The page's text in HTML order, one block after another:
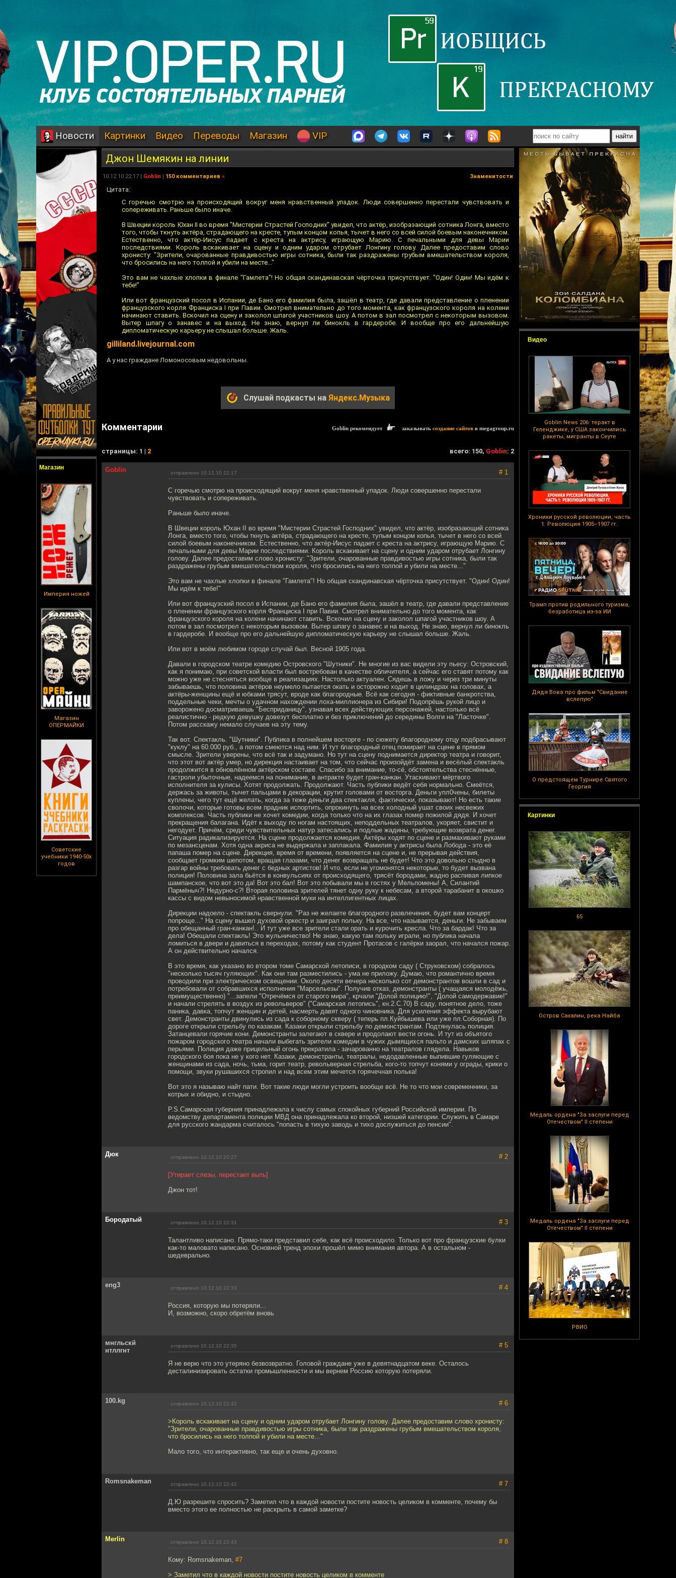
Новости Картинки Видео Переводы Магазин VIP
Магазин
Империя ножей
Магазин
ОПЕРМАЙКИ
Советские
учебники 1940-50х
годов
Видео
Goblin News 206: теракт в
Геленджике, у США закончились
ракеты, мигранты в Сеуте
Хроники русской революции, часть
1: Революция 1905–1907 гг.
Трамп против родильного туризма,
безработица из-за ИИ
Дядя Вова про фильм "Свидание
вслепую"
О предстоящем Турнире Святого
Георгия
Картинки
65
Остров Сахалин, река Найба
Медаль ордена "За заслуги перед
Отечеством" II степени
Медаль ордена "За заслуги перед
Отечеством" II степени
РВИО
Джон Шемякин на линии
10.12.10 22:17 | Goblin | 150 комментариев » Знаменитости
Цитата:
С горечью смотрю на происходящий вокруг меня нравственный упадок. Люди совершенно перестали чувствовать и
сопереживать. Раньше было иначе.
В Швеции король Юхан II во время "Мистерии Страстей Господних" увидел, что актёр, изобраэающий сотника Лонга, вместо
того, чтобы ткнуть актёра, страдающего на кресте, тупым концом копья, тычет в него со всей силой боевым наконечником.
Естественно, что актёр-Иисус падает с креста на актрису, играющую Марию. С печальными для девы Марии
последствиями. Король вскакивает на сцену и одним ударом отрубает Лонгину голову. Далее предоставим слово
хронисту: "Зрители, очарованные правдивостью игры сотника, были так раздражены грубым вмешательством короля,
что бросились на него толпой и убили на месте..."
Это вам не чахлые хлопки в финале "Гамлета"! Но общая скандинавская чёрточка присутствует. "Один! Один! Мы идём к
тебе!"
Или вот французский посол в Испании, де Бано его фамилия была, зашёл в театр, где давали представление о пленении
французского корля Франциска I при Павии. Смотрел внимательно до того момента, как французского короля на колени
начинают ставить. Вскочил на сцену и заколол шпагой участников шоу. А потом в зал посмотрел с некоторым вызовом.
Вытер шпагу о занавес и на выход. Не знаю, вернул ли бинокль в гардеробе. И вообще про его дальнейшую
дипломатическую карьеру не слышал больше. Жаль.
gilliland.livejournal.com
А у нас граждане Ломоносовым недовольны.
Слушай подкасты на Яндекс.Музыка
Комментарии Goblin рекомендует заказывать создание сайтов в megagroup.ru
cтраницы: 1 | 2 всего: 150, Goblin: 2
Goblin отправлено 10.12.10 22:17 # 1
С горечью смотрю на происходящий вокруг меня нравственный упадок. Люди совершенно перестали
чувствовать и сопереживать.
Раньше было иначе.
В Швеции король Юхан II во время "Мистерии Страстей Господних" увидел, что актёр, изобраэающий сотника
Лонга, вместо того, чтобы ткнуть актёра, страдающего на кресте, тупым концом копья, тычет в него со всей
силой боевым наконечником. Естественно, что актёр-Иисус падает с креста на актрису, играющую Марию. С
печальными для девы Марии последствиями. Король вскакивает на сцену и одним ударом отрубает Лонгину
голову. Далее предоставим слово хронисту: "Зрители, очарованные правдивостью игры сотника, были так
раздражены грубым вмешательством короля, что бросились на него толпой и убили на месте..."
Это вам не чахлые хлопки в финале "Гамлета"! Но общая скандинавская чёрточка присутствует. "Один! Один!
Мы идём к тебе!"
Или вот французский посол в Испании, де Бано его фамилия была, зашёл в театр, где давали представление
о пленении французского корля Франциска I при Павии. Смотрел внимательно до того момента, как
французского короля на колени начинают ставить. Вскочил на сцену и заколол шпагой участников шоу. А
потом в зал посмотрел с некоторым вызовом. Вытер шпагу о занавес и на выход. Не знаю, вернул ли бинокль
в гардеробе. И вообще про его дальнейшую дипломатическую карьеру не слышал больше. Жаль.
Или вот в моём любимом городе случай был. Весной 1905 года.
Давали в городском театре комедию Островского "Шутники". Не многие из вас видели эту пьесу: Островский,
как я понимаю, при советской власти был востребован в качестве обличителя, а сейчас его ставят потому как
можно уже не стесняться вообще в реализациях. Настолько актуален. Сядешь в ложу и через три минуты
забываешь, что половина актёров неумело пытается окать и осторожно ходит в цилиндрах на головах, а
актёры-женщины ещё и юбками трясут, вроде как благородные. Всё как сегодня - фиктивные банкротства,
поддельные чеки, мечты о удачном нахождении лоха-миллионера из Сибири! Подопрёшь рукой лицо и
заворожено досматриваешь "Бесприданицу", узнавая всех действующих персонажей, настолько всё
реалистично - редкую девушку довезут бесплатно и без приключений до середины Волги на "Ласточке".
Потом расскажу немало случаев на эту тему.
Так вот. Спектакль. "Шутники". Публика в полнейшем восторге - по сюжету благородному отцу подбрасывают
"куклу" на 60.000 руб., а потом смеются над ним. И тут благородный отец помирает на сцене в прямом
смысле. Зрители уверены, что всё так и задумано. Но тут на сцену поднимается директор театра и говорит,
что этот вот актёр умер, но дирекция настаивает на том, что сейчас произойдёт замена и весёлый спектакль
продолжится в обновлённом актёрском составе. Спасибо за внимание, то-сё, обстоятельства стеснённые,
гастроли убыточные, надеемся на понимание, в антракте будет гран-канкан. Утаскивают мёртвого
исполнителя за кулисы. Хотят продолжать. Продолжают. Часть публики ведёт себя нормально. Смеётся,
держась за животы, тычет пальцами в декорации, крутит головами от восторга. Деньги упл0чены, билеты
куплены, чего тут ещё желать, когда за теже деньги два спектакля, фактически, показывают! Но есть такие
сволочи, которые готовы всем прадник испортить, опрокинуть на всех холодный ушат своих несвежих
комплексов. Часть публики не хочет комедии, когда только что на их глазах помер пожилой дядя. И хочет
прекращения балагана. Идёт к выходу по ногам настоящих, неподдельных театралов, укоряет, свистит и
негодует. Причём, среди чувствительных натур затесались и подлые жадины, требующие возврата денег.
Ситуация радикализируется. На сцене продолжается комедия. Актёры ходят по сцене и размахивают руками
по мезансценам. Хотя одна акриса не выдержала и заплакала. Фамилия у актрисы была Лобода - это её
папаша помер на сцене. Дирекция, время от времени, появляется на сцене и, не прерывая действия,
сообщает громким шепотом, вращая глазами, что денег возвращать не будет! Что это довольно стыдно в
разгар войны требовать денег с бедных артистов! И что, если не угомонятся некоторые, то будет вызвана
полиция! Половина зала бьётся в конвульсиях от происходящего, трясёт бородами, жадно распивая липкое
шампанское, что вот это да! Вот это бал! Вот это побывали мы в гостях у Мельпомены! А, Силантий
Пармёныч?! Недурно-с?! Вторая половина зрителей тянет одну руку к небесам, а второй тарабанит в окошко
кассы с видом невыносимой нравственной муки на интеллигентных лицах.
Дирекции надоело - спектакль свернули. "Раз не желаете благородного развлечения, будет вам концерт
попроще..." На сцену вышел духовой оркестр и заиграл польку. На все, что называется, деньги. Не забываем
про обещанный гран-канкан!.. И тут уже все зрители стали орать и курочить кресла. Что за бардак! Что за
дела! Обещали спектакль! Это жульничество! Не знаю, какую там польку играли, но публика начала
ломиться в двери и давиться в переходах, потому как студент Протасов с галёрки заорал, что начался пожар.
А он действительно начался.
В это время, как указано во втором томе Самарской летописи, в городком саду ( Струковском) собралось
"несколько тысяч гуляющих". Как они там разместились - ума не приложу. Думаю, что романтично время
проводили при электрическом освещении. Около десяти вечера несколько сот демонстрантов вошли в сад и
потребовали от собравшихся исполнения "Марсельезы". Получив отказ, демонстранты ( учащаяся молодёжь,
преимущественно) "...запели "Отречёмся от старого мира", крчали "Долой полицию!", "Долой самодержавие!"
и начали стрелять в воздух из револьверов" ("Самарская летопись", кн.2.С.70) В саду, понятное дело, тоже
паника, давка, топчут женщин и детей, насмерть давят одного чиновника. Для усиления эффекта вырубают
свет. Демонстранты двинулись из сада к соборному скверу ( теперь пл.Куйбышева или уже пл.Соборная). По
дороге открыли стрельбу по казакам. Казаки открыли стрельбу по демонстрантам. Подтянулась полиция.
Затанцевали горячие кони. Демонстранты залегают в сквере и продолают вести огонь. И тут из объятого
пожаром городского театра начали выбегать зрители комедии в чужих дымящихся пальто и дамских шляпах с
перьями. Полиция даже прицельный огонь прекратила - зачарованно на театралов глядела. Навыков
городского боя пока не у кого нет. Казаки, демонстранты, театралы, недодавленные выпившие гуляющие с
женщинами из сада, ночь, тьма, горит театр, револьверная стрельба, кого-то топчут конями у ограды, крики о
помощи, звуки рушашихся стропил и над всем этим мечется горячечная полька!
Вот это я называю найт пати. Вот такие люди могли устроить вообще всё. Не то что мои современники, за
котрых и обидно, и стыдно.
P.S.Самарская губерния принадлежала к числу самых спокойных губерний Российской империи. По
ведомству департамента полиции МВД она принадлежала ко второй, низшей категории. Служить в Самаре
для русского жандарма считалось "попасть в тихую заводь и тихо дослужиться до пенсии".
Дюк отправлено 10.12.10 22:27 # 2
[Утирает слезы, перестает выть]
Джон тот!
Бородатый отправлено 10.12.10 22:31 # 3
Талантливо написано. Прямо-таки представил себе, как всё происходило. Только вот про французские булки
как-то маловато написано. Основной тренд эпохи прошёл мимо внимания автора. А в остальном -
шедеврально.
eng3 отправлено 10.12.10 22:33 # 4
Россия, которую мы потеряли...
И, возможно, скоро обретём вновь
мнгльскй
нтллгнт
отправлено 10.12.10 22:35 # 5
Я не верю что это утеряно безвозвратно. Головой граждане уже в девятнадцатом веке. Осталось
десталинизировать остатки промышленности и мы вернем Россию которую потеряли.
100.kg отправлено 10.12.10 22:42 # 6
>Король вскакивает на сцену и одним ударом отрубает Лонгину голову. Далее предоставим слово хронисту:
"Зрители, очарованные правдивостью игры сотника, были так раздражены грубым вмешательством короля,
что бросились на него толпой и убили на месте..."
Мало того, что интерактивно, так еще и очень духовно.
Romsnakeman отправлено 10.12.10 22:42 # 7
Д.Ю разрешите спросить? Заметил что в каждой новости постите новость целиком в комменте, почему бы
вместо этого ее полностью не раскрыть в самой заметке?
Merlin отправлено 10.12.10 22:43 # 8
Кому: Romsnakeman, #7
> Заметил что в каждой новости постите новость целиком в комменте